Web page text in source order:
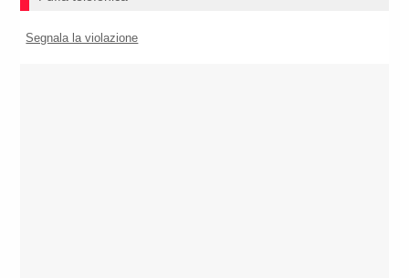
Segnala la violazione